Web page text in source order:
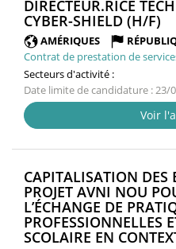
DIRECTEUR.RICE
CYBER-SHIELD (H/F)
AMÉRIQUES
Contrat de prestation de
Secteurs d'activité :
Date limite de candidature : 23/
Voir
CAPITALISATION DES
PROJET AVNI NOU
L’ÉCHANGE DE
PROFESSIONNELLES
SCOLAIRE EN